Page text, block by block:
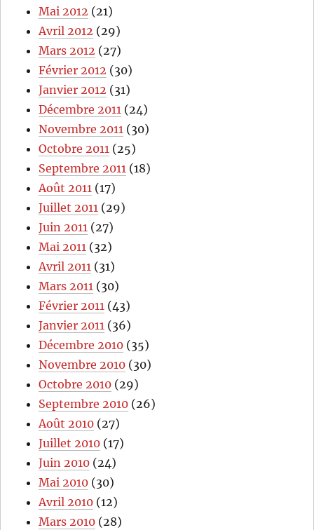
Mai 2012 (21)
Avril 2012 (29)
Mars 2012 (27)
Février 2012 (30)
Janvier 2012 (31)
Décembre 2011 (24)
Novembre 2011 (30)
Octobre 2011 (25)
Septembre 2011 (18)
Août 2011 (17)
Juillet 2011 (29)
Juin 2011 (27)
Mai 2011 (32)
Avril 2011 (31)
Mars 2011 (30)
Février 2011 (43)
Janvier 2011 (36)
Décembre 2010 (35)
Novembre 2010 (30)
Octobre 2010 (29)
Septembre 2010 (26)
Août 2010 (27)
Juillet 2010 (17)
Juin 2010 (24)
Mai 2010 (30)
Avril 2010 (12)
Mars 2010 (28)